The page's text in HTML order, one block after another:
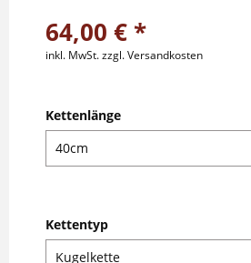
64,00 € *
inkl. MwSt.zzgl. Versandkosten
Kettenlänge
Kettentyp